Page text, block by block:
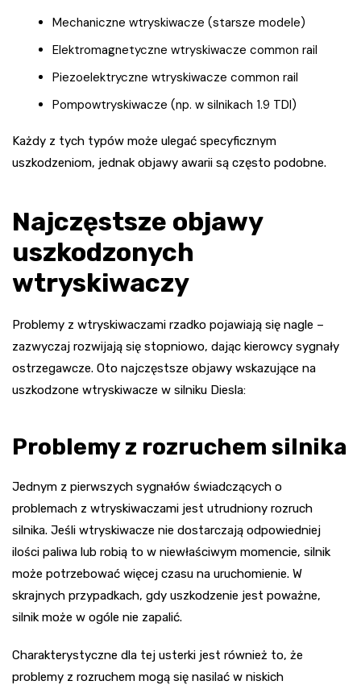
Mechaniczne wtryskiwacze (starsze modele)
Elektromagnetyczne wtryskiwacze common rail
Piezoelektryczne wtryskiwacze common rail
Pompowtryskiwacze (np. w silnikach 1.9 TDI)
Każdy z tych typów może ulegać specyficznym
uszkodzeniom, jednak objawy awarii są często podobne.
Najczęstsze objawy
uszkodzonych
wtryskiwaczy
Problemy z wtryskiwaczami rzadko pojawiają się nagle –
zazwyczaj rozwijają się stopniowo, dając kierowcy sygnały
ostrzegawcze. Oto najczęstsze objawy wskazujące na
uszkodzone wtryskiwacze w silniku Diesla:
Problemy z rozruchem silnika
Jednym z pierwszych sygnałów świadczących o
problemach z wtryskiwaczami jest utrudniony rozruch
silnika. Jeśli wtryskiwacze nie dostarczają odpowiedniej
ilości paliwa lub robią to w niewłaściwym momencie, silnik
może potrzebować więcej czasu na uruchomienie. W
skrajnych przypadkach, gdy uszkodzenie jest poważne,
silnik może w ogóle nie zapalić.
Charakterystyczne dla tej usterki jest również to, że
problemy z rozruchem mogą się nasilać w niskich